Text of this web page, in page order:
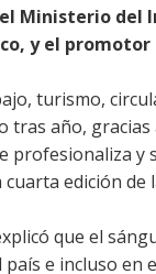
Ministerio del
y el
turismo,
tras año,
profesionaliza y
edición de
que el
e incluso en